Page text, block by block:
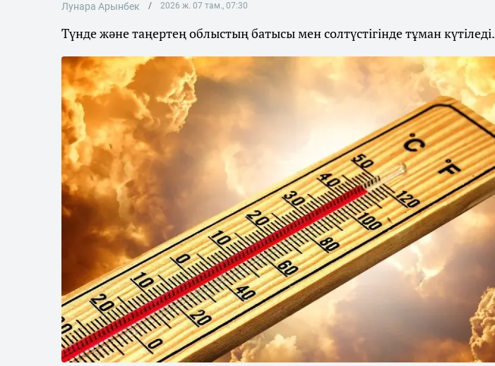
Лунара Арынбек 2026 ж. 07 там., 07:30
Түнде және таңертең облыстың батысы мен солтүстігінде тұман күтіледі.